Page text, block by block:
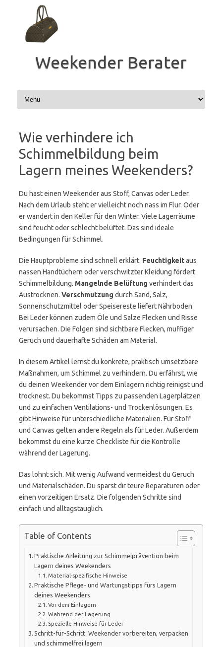
springen
Weekender Berater
Wie verhindere ich
Schimmelbildung beim
Lagern meines Weekenders?
Du hast einen Weekender aus Stoff, Canvas oder Leder.
Nach dem Urlaub steht er vielleicht noch nass im Flur. Oder
er wandert in den Keller für den Winter. Viele Lagerräume
sind feucht oder schlecht belüftet. Das sind ideale
Bedingungen für Schimmel.
Die Hauptprobleme sind schnell erklärt. Feuchtigkeitaus
nassen Handtüchern oder verschwitzter Kleidung fördert
Schimmelbildung. Mangelnde Belüftung verhindert das
Austrocknen. Verschmutzung durch Sand, Salz,
Sonnenschutzmittel oder Speisereste liefert Nährboden.
Bei Leder können zudem Öle und Salze Flecken und Risse
verursachen. Die Folgen sind sichtbare Flecken, muffiger
Geruch und dauerhafte Schäden am Material.
In diesem Artikel lernst du konkrete, praktisch umsetzbare
Maßnahmen, um Schimmel zu verhindern. Du erfährst, wie
du deinen Weekender vor dem Einlagern richtig reinigst und
trocknest. Du bekommst Tipps zu passenden Lagerplätzen
und zu einfachen Ventilations- und Trockenlösungen. Es
gibt Hinweise für unterschiedliche Materialien. Für Stoff
und Canvas gelten andere Regeln als für Leder. Außerdem
bekommst du eine kurze Checkliste für die Kontrolle
während der Lagerung.
Das lohnt sich. Mit wenig Aufwand vermeidest du Geruch
und Materialschäden. Du sparst dir teure Reparaturen oder
einen vorzeitigen Ersatz. Die folgenden Schritte sind
einfach und alltagstauglich.
Table of Contents
Praktische Anleitung zur Schimmelprävention beim
Lagern deines Weekenders
Material-spezifische Hinweise
Praktische Pflege- und Wartungstipps fürs Lagern
deines Weekenders
Vor dem Einlagern
Während der Lagerung
Spezielle Hinweise für Leder
Schritt-für-Schritt: Weekender vorbereiten, verpacken
und schimmelfrei lagern